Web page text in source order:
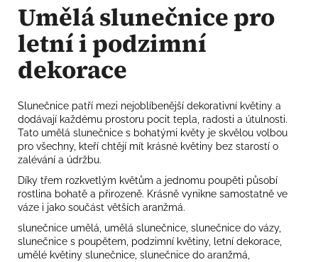
Umělá slunečnice pro
letní i podzimní
dekorace
Slunečnice patří mezi nejoblíbenější dekorativní květiny a
dodávají každému prostoru pocit tepla, radosti a útulnosti.
Tato umělá slunečnice s bohatými květy je skvělou volbou
pro všechny, kteří chtějí mít krásné květiny bez starostí o
zalévání a údržbu.
Díky třem rozkvetlým květům a jednomu poupěti působí
rostlina bohatě a přirozeně. Krásně vynikne samostatně ve
váze i jako součást větších aranžmá.
slunečnice umělá, umělá slunečnice, slunečnice do vázy,
slunečnice s poupětem, podzimní květiny, letní dekorace,
umělé květiny slunečnice, slunečnice do aranžmá,